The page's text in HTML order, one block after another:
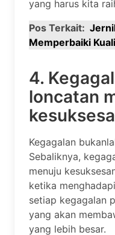
yang harus kita
Pos Terkait:
Memperbaiki
4.
loncatan
Kegagalan
Sebaliknya,
menuju
ketika
setiap kegagalan
yang akan
yang lebih besar.